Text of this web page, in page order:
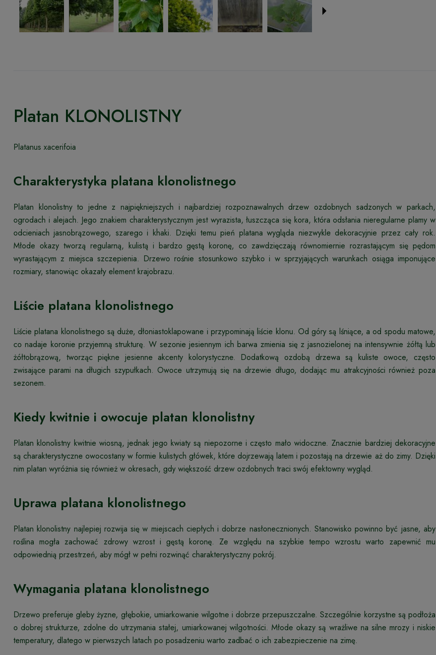
Platan KLONOLISTNY
Platanus xacerifoia
Charakterystyka platana klonolistnego
Platan klonolistny to jedne z najpiękniejszych i najbardziej rozpoznawalnych drzew ozdobnych sadzonych w parkach,
ogrodach i alejach. Jego znakiem charakterystycznym jest wyrazista, łuszcząca się kora, która odsłania nieregularne plamy w
odcieniach jasnobrązowego, szarego i khaki. Dzięki temu pień platana wygląda niezwykle dekoracyjnie przez cały rok.
Młode okazy tworzą regularną, kulistą i bardzo gęstą koronę, co zawdzięczają równomiernie rozrastającym się pędom
wyrastającym z miejsca szczepienia. Drzewo rośnie stosunkowo szybko i w sprzyjających warunkach osiąga imponujące
rozmiary, stanowiąc okazały element krajobrazu.
Liście platana klonolistnego
Liście platana klonolistnego są duże, dłoniastoklapowane i przypominają liście klonu. Od góry są lśniące, a od spodu matowe,
co nadaje koronie przyjemną strukturę. W sezonie jesiennym ich barwa zmienia się z jasnozielonej na intensywnie żółtą lub
żółtobrązową, tworząc piękne jesienne akcenty kolorystyczne. Dodatkową ozdobą drzewa są kuliste owoce, często
zwisające parami na długich szypułkach. Owoce utrzymują się na drzewie długo, dodając mu atrakcyjności również poza
sezonem.
Kiedy kwitnie i owocuje platan klonolistny
Platan klonolistny kwitnie wiosną, jednak jego kwiaty są niepozorne i często mało widoczne. Znacznie bardziej dekoracyjne
są charakterystyczne owocostany w formie kulistych główek, które dojrzewają latem i pozostają na drzewie aż do zimy. Dzięki
nim platan wyróżnia się również w okresach, gdy większość drzew ozdobnych traci swój efektowny wygląd.
Uprawa platana klonolistnego
Platan klonolistny najlepiej rozwija się w miejscach ciepłych i dobrze nasłonecznionych. Stanowisko powinno być jasne, aby
roślina mogła zachować zdrowy wzrost i gęstą koronę. Ze względu na szybkie tempo wzrostu warto zapewnić mu
odpowiednią przestrzeń, aby mógł w pełni rozwinąć charakterystyczny pokrój.
Wymagania platana klonolistnego
Drzewo preferuje gleby żyzne, głębokie, umiarkowanie wilgotne i dobrze przepuszczalne. Szczególnie korzystne są podłoża
o dobrej strukturze, zdolne do utrzymania stałej, umiarkowanej wilgotności. Młode okazy są wrażliwe na silne mrozy i niskie
temperatury, dlatego w pierwszych latach po posadzeniu warto zadbać o ich zabezpieczenie na zimę.